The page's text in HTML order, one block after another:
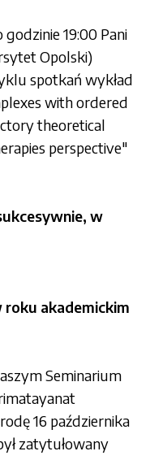
19:00 Pani
Opolski)
spotkań wykład
with ordered
theoretical
perspective"
w
roku akademickim
Seminarium
16 października
zatytułowany